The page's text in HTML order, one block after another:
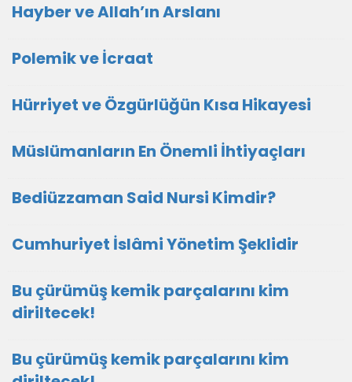
Hayber ve Allah’ın Arslanı
Polemik ve İcraat
Hürriyet ve Özgürlüğün Kısa Hikayesi
Müslümanların En Önemli İhtiyaçları
Bediüzzaman Said Nursi Kimdir?
Cumhuriyet İslâmi Yönetim Şeklidir
Bu çürümüş kemik parçalarını kim
diriltecek!
Bu çürümüş kemik parçalarını kim